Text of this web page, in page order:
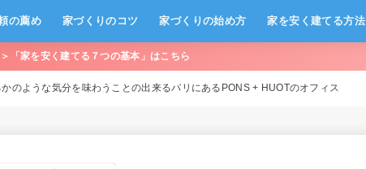
の薦め 家づくりのコツ 家づくりの始め方 家を安く建てる方法
＞「家を安く建てる７つの基本」はこちら
のような気分を味わうことの出来るパリにあるPONS + HUOTのオフィス